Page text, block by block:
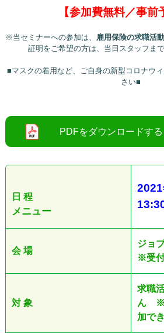
【参加費無料／事前
※当セミナーへの参加は、 雇用保険の求職活
証明をご希望の方は、当日スタッフま
■マスクの着用など、ご自身の新型コロナウ
さい■
日 程
メニュー
2021
会 場
ジョ
※受
対 象
求職
ん ※
加で